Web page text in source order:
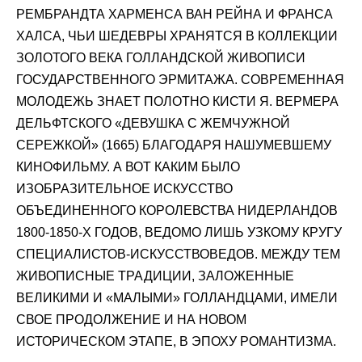
РЕМБРАНДТА ХАРМЕНСА ВАН РЕЙНА И ФРАНСА
ХАЛСА, ЧЬИ ШЕДЕВРЫ ХРАНЯТСЯ В КОЛЛЕКЦИИ
ЗОЛОТОГО ВЕКА ГОЛЛАНДСКОЙ ЖИВОПИСИ
ГОСУДАРСТВЕННОГО ЭРМИТАЖА. СОВРЕМЕННАЯ
МОЛОДЕЖЬ ЗНАЕТ ПОЛОТНО КИСТИ Я. ВЕРМЕРА
ДЕЛЬФТСКОГО «ДЕВУШКА С ЖЕМЧУЖНОЙ
СЕРЕЖКОЙ» (1665) БЛАГОДАРЯ НАШУМЕВШЕМУ
КИНОФИЛЬМУ. А ВОТ КАКИМ БЫЛО
ИЗОБРАЗИТЕЛЬНОЕ ИСКУССТВО
ОБЪЕДИНЕННОГО КОРОЛЕВСТВА НИДЕРЛАНДОВ
1800-1850-Х ГОДОВ, ВЕДОМО ЛИШЬ УЗКОМУ КРУГУ
СПЕЦИАЛИСТОВ-ИСКУССТВОВЕДОВ. МЕЖДУ ТЕМ
ЖИВОПИСНЫЕ ТРАДИЦИИ, ЗАЛОЖЕННЫЕ
ВЕЛИКИМИ И «МАЛЫМИ» ГОЛЛАНДЦАМИ, ИМЕЛИ
СВОЕ ПРОДОЛЖЕНИЕ И НА НОВОМ
ИСТОРИЧЕСКОМ ЭТАПЕ, В ЭПОХУ РОМАНТИЗМА.